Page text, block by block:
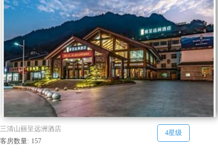
三清山丽呈远洲酒店
客房数量: 157
4星级